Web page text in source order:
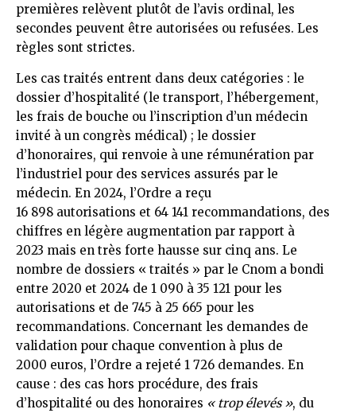
premières relèvent plutôt de l’avis ordinal, les
secondes peuvent être autorisées ou refusées. Les
règles sont strictes.
Les cas traités entrent dans deux catégories : le
dossier d’hospitalité (le transport, l’hébergement,
les frais de bouche ou l’inscription d’un médecin
invité à un congrès médical) ; le dossier
d’honoraires, qui renvoie à une rémunération par
l’industriel pour des services assurés par le
médecin. En 2024, l’Ordre a reçu
16 898 autorisations et 64 141 recommandations, des
chiffres en légère augmentation par rapport à
2023 mais en très forte hausse sur cinq ans. Le
nombre de dossiers « traités » par le Cnom a bondi
entre 2020 et 2024 de 1 090 à 35 121 pour les
autorisations et de 745 à 25 665 pour les
recommandations. Concernant les demandes de
validation pour chaque convention à plus de
2000 euros, l’Ordre a rejeté 1 726 demandes. En
cause : des cas hors procédure, des frais
d’hospitalité ou des honoraires « trop élevés », du